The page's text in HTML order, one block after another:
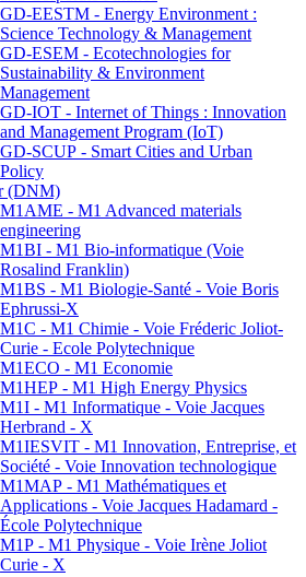
GD-EESTM - Energy Environment :
Science Technology & Management
GD-ESEM - Ecotechnologies for
Sustainability & Environment
Management
GD-IOT - Internet of Things : Innovation
and Management Program (IoT)
GD-SCUP - Smart Cities and Urban
Policy
(DNM)
M1AME - M1 Advanced materials
engineering
M1BI - M1 Bio-informatique (Voie
Rosalind Franklin)
M1BS - M1 Biologie-Santé - Voie Boris
Ephrussi-X
M1C - M1 Chimie - Voie Fréderic Joliot-
Curie - Ecole Polytechnique
M1ECO - M1 Economie
M1HEP - M1 High Energy Physics
M1I - M1 Informatique - Voie Jacques
Herbrand - X
M1IESVIT - M1 Innovation, Entreprise, et
Société - Voie Innovation technologique
M1MAP - M1 Mathématiques et
Applications - Voie Jacques Hadamard -
École Polytechnique
M1P - M1 Physique - Voie Irène Joliot
Curie - X